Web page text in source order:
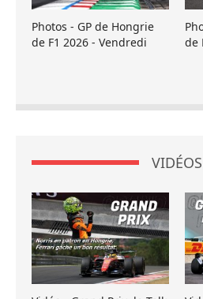
Photos - GP de Hongrie
de F1 2026 - Vendredi
de
VIDÉOS